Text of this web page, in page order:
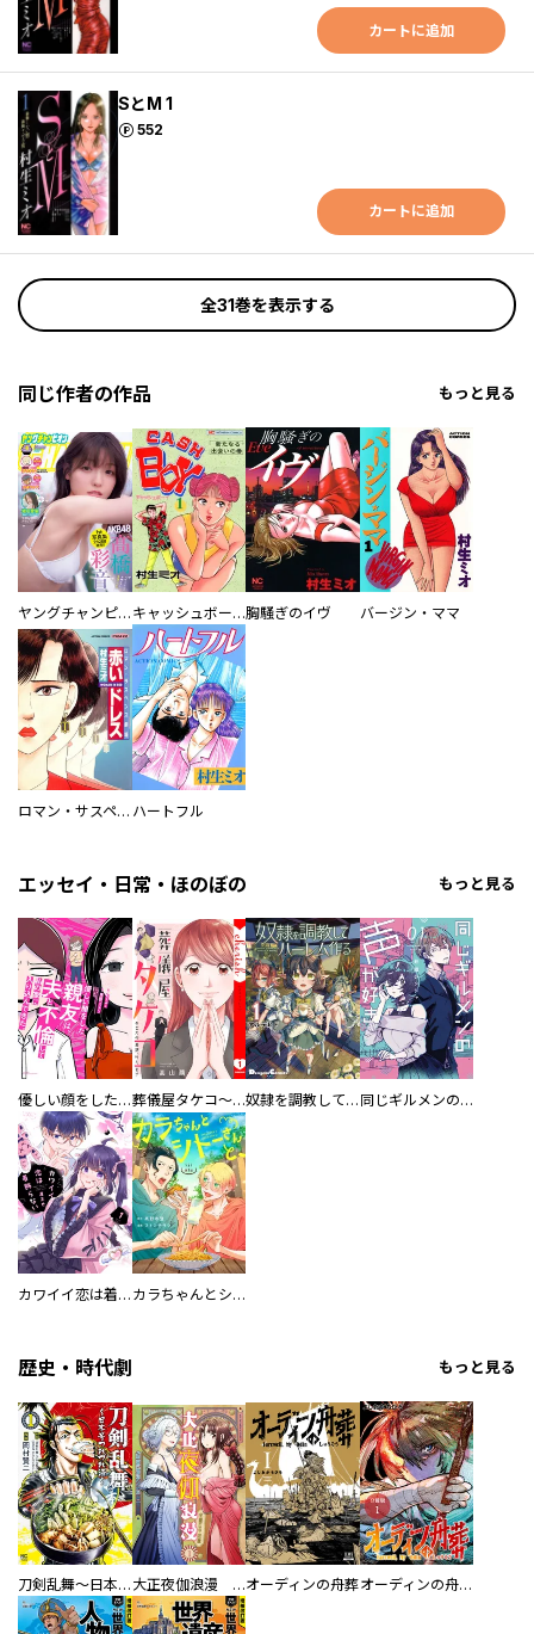
カートに追加
SとM 1
552
ポイント
カートに追加
全31巻を表示する
同じ作者の作品 もっと見る
ヤングチャンピオン キャッシュボーイ胸騒ぎのイヴ バージン・ママ
ロマン・サスペンス劇場 赤いドレス ハートフル
エッセイ・日常・ほのぼの もっと見る
優しい顔をした親友は、夫と不倫して私の家に入り込んできた。 葬儀屋タケコ～あなたの最期、叶えます【電子単行本版】 奴隷を調教してハーレム作る 同じギルメンの声が好き
カワイイ恋は着飾らない カラちゃんとシトーさんと、 【分冊版】
歴史・時代劇 もっと見る
刀剣乱舞～日本号つれづれ酒～ 大正夜伽浪漫 －金曜日の花嫁—オーディンの舟葬 オーディンの舟葬 分冊版